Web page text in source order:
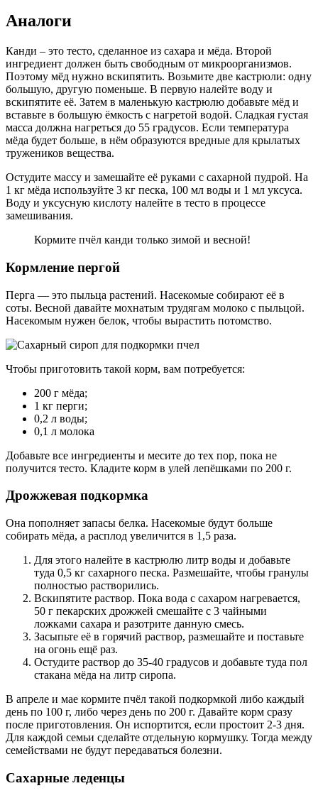
Аналоги
Канди – это тесто, сделанное из сахара и мёда. Второй
ингредиент должен быть свободным от микроорганизмов.
Поэтому мёд нужно вскипятить. Возьмите две кастрюли: одну
большую, другую поменьше. В первую налейте воду и
вскипятите её. Затем в маленькую кастрюлю добавьте мёд и
вставьте в большую ёмкость с нагретой водой. Сладкая густая
масса должна нагреться до 55 градусов. Если температура
мёда будет больше, в нём образуются вредные для крылатых
тружеников вещества.
Остудите массу и замешайте её руками с сахарной пудрой. На
1 кг мёда используйте 3 кг песка, 100 мл воды и 1 мл уксуса.
Воду и уксусную кислоту налейте в тесто в процессе
замешивания.
Кормите пчёл канди только зимой и весной!
Кормление пергой
Перга — это пыльца растений. Насекомые собирают её в
соты. Весной давайте мохнатым трудягам молоко с пыльцой.
Насекомым нужен белок, чтобы вырастить потомство.
Чтобы приготовить такой корм, вам потребуется:
200 г мёда;
1 кг перги;
0,2 л воды;
0,1 л молока
Добавьте все ингредиенты и месите до тех пор, пока не
получится тесто. Кладите корм в улей лепёшками по 200 г.
Дрожжевая подкормка
Она пополняет запасы белка. Насекомые будут больше
собирать мёда, а расплод увеличится в 1,5 раза.
Для этого налейте в кастрюлю литр воды и добавьте
туда 0,5 кг сахарного песка. Размешайте, чтобы гранулы
полностью растворились.
Вскипятите раствор. Пока вода с сахаром нагревается,
50 г пекарских дрожжей смешайте с 3 чайными
ложками сахара и разотрите данную смесь.
Засыпьте её в горячий раствор, размешайте и поставьте
на огонь ещё раз.
Остудите раствор до 35-40 градусов и добавьте туда пол
стакана мёда на литр сиропа.
В апреле и мае кормите пчёл такой подкормкой либо каждый
день по 100 г, либо через день по 200 г. Давайте корм сразу
после приготовления. Он испортится, если простоит 2-3 дня.
Для каждой семьи сделайте отдельную кормушку. Тогда между
семействами не будут передаваться болезни.
Сахарные леденцы